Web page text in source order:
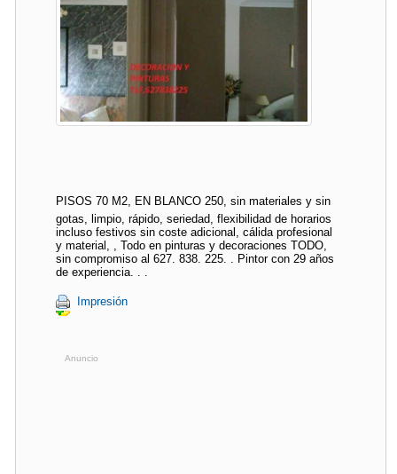
PISOS 70 M2, EN BLANCO 250, sin materiales y sin
gotas, limpio, rápido, seriedad, flexibilidad de horarios
incluso festivos sin coste adicional, cálida profesional
y material, , Todo en pinturas y decoraciones TODO,
sin compromiso al 627. 838. 225. . Pintor con 29 años
de experiencia. . .
Impresión
Anuncio